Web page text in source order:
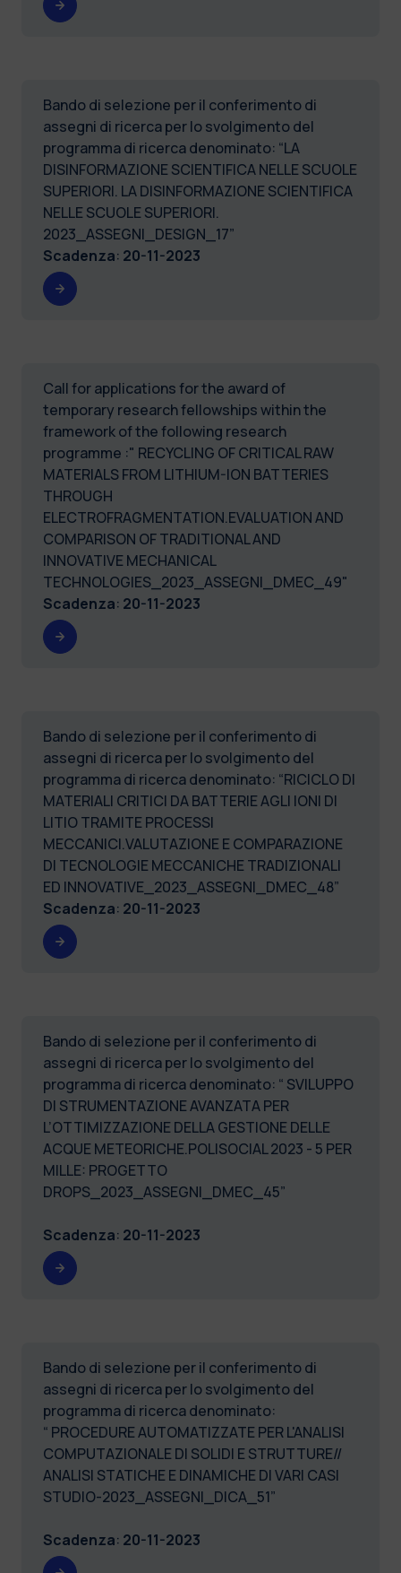
Bando di selezione per il conferimento di
assegni di ricerca per lo svolgimento del
programma di ricerca denominato: “LA
DISINFORMAZIONE SCIENTIFICA NELLE SCUOLE
SUPERIORI. LA DISINFORMAZIONE SCIENTIFICA
NELLE SCUOLE SUPERIORI.
2023_ASSEGNI_DESIGN_17”
Scadenza: 20-11-2023
Call for applications for the award of
temporary research fellowships within the
framework of the following research
programme :" RECYCLING OF CRITICAL RAW
MATERIALS FROM LITHIUM-ION BATTERIES
THROUGH
ELECTROFRAGMENTATION.EVALUATION AND
COMPARISON OF TRADITIONAL AND
INNOVATIVE MECHANICAL
TECHNOLOGIES_2023_ASSEGNI_DMEC_49"
Scadenza: 20-11-2023
Bando di selezione per il conferimento di
assegni di ricerca per lo svolgimento del
programma di ricerca denominato: “RICICLO DI
MATERIALI CRITICI DA BATTERIE AGLI IONI DI
LITIO TRAMITE PROCESSI
MECCANICI.VALUTAZIONE E COMPARAZIONE
DI TECNOLOGIE MECCANICHE TRADIZIONALI
ED INNOVATIVE_2023_ASSEGNI_DMEC_48”
Scadenza: 20-11-2023
Bando di selezione per il conferimento di
assegni di ricerca per lo svolgimento del
programma di ricerca denominato: “ SVILUPPO
DI STRUMENTAZIONE AVANZATA PER
L’OTTIMIZZAZIONE DELLA GESTIONE DELLE
ACQUE METEORICHE.POLISOCIAL 2023 - 5 PER
MILLE: PROGETTO
DROPS_2023_ASSEGNI_DMEC_45”
Scadenza: 20-11-2023
Bando di selezione per il conferimento di
assegni di ricerca per lo svolgimento del
programma di ricerca denominato:
“ PROCEDURE AUTOMATIZZATE PER L'ANALISI
COMPUTAZIONALE DI SOLIDI E STRUTTURE//
ANALISI STATICHE E DINAMICHE DI VARI CASI
STUDIO-2023_ASSEGNI_DICA_51”
Scadenza: 20-11-2023